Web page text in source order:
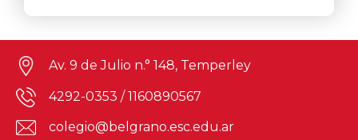
Av. 9 de Julio n.° 148, Temperley
4292-0353 /1160890567
colegio@belgrano.esc.edu.ar